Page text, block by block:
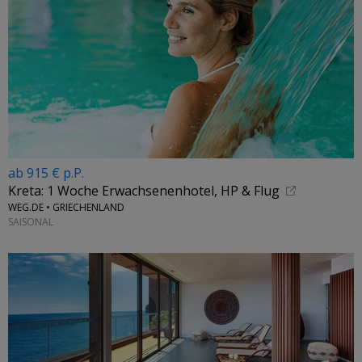
ab 915 € p.P.
Kreta: 1 Woche Erwachsenenhotel, HP & Flug
WEG.DE • GRIECHENLAND
SAISONAL